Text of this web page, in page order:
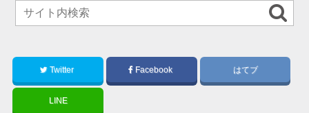
Twitter Facebook はてブ
LINE